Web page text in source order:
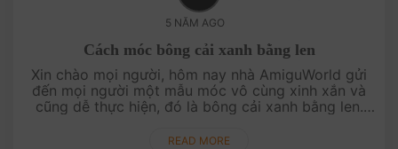
5 NĂM AGO
Cách móc bông cải xanh bằng len
Xin chào mọi người, hôm nay nhà AmiguWorld gửi
đến mọi người một mẫu móc vô cùng xinh xắn và
cũng dễ thực hiện, đó là bông cải xanh bằng len.
nhưng hãy xem video hướng dẫn....
READ MORE